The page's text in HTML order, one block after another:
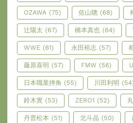
OZAWA (75) 佐山聰 (68)
辻陽太 (67) 橋本真也 (64)
WWE (61) 永田裕志 (57)
藤原喜明 (57) FMW (56)
日本職業摔角 (55) 川田利明
鈴木實 (53) ZERO1 (52)
丹普松本 (51) 北斗晶 (50)